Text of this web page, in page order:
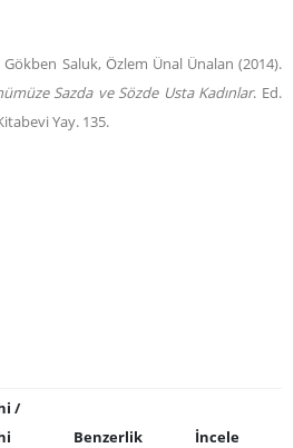
Saluk, Özlem Ünal Ünalan (2014).
Sazda ve Sözde Usta Kadınlar. Ed.
Yay. 135.
/
Benzerlik
İncele